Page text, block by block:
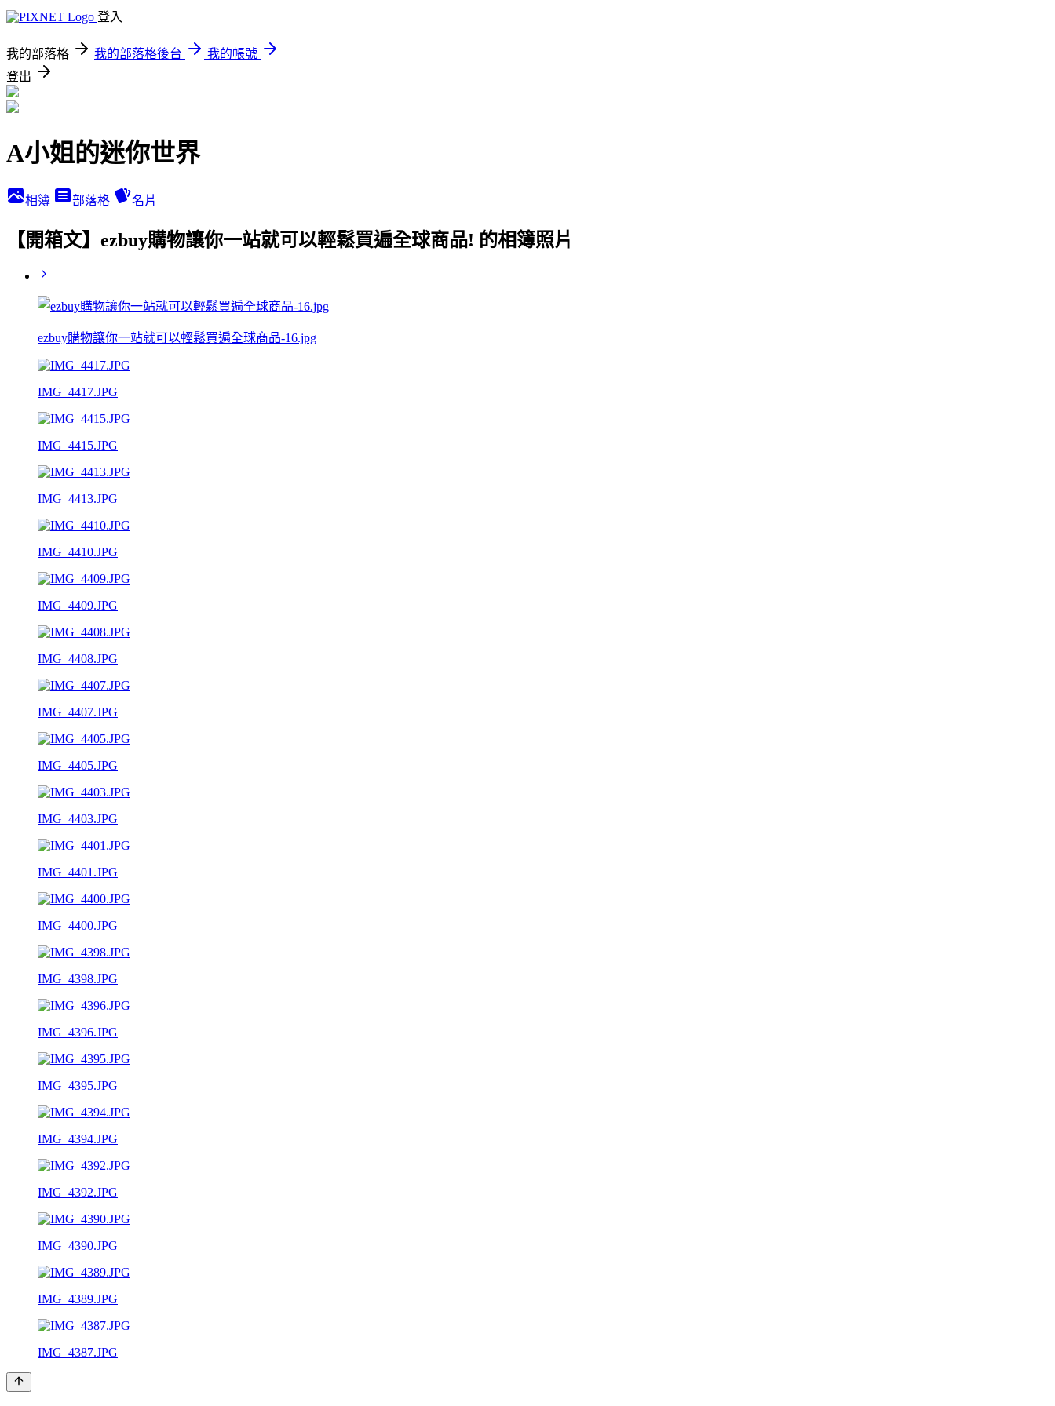
登入
我的部落格 我的部落格後台
我的帳號
登出
A小姐的迷你世界
相簿 部落格 名片
【開箱文】ezbuy購物讓你一站就可以輕鬆買遍全球商品! 的相簿照片
ezbuy購物讓你一站就可以輕鬆買遍全球商品-16.jpg
IMG_4417.JPG
IMG_4415.JPG
IMG_4413.JPG
IMG_4410.JPG
IMG_4409.JPG
IMG_4408.JPG
IMG_4407.JPG
IMG_4405.JPG
IMG_4403.JPG
IMG_4401.JPG
IMG_4400.JPG
IMG_4398.JPG
IMG_4396.JPG
IMG_4395.JPG
IMG_4394.JPG
IMG_4392.JPG
IMG_4390.JPG
IMG_4389.JPG
IMG_4387.JPG